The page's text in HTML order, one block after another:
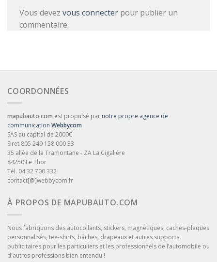
Vous devez vous connecter pour publier un
commentaire.
COORDONNÉES
mapubauto.com est propulsé par notre propre agence de
communication Webbycom
SAS au capital de 2000€
Siret 805 249 158 000 33
35 allée de la Tramontane - ZA La Cigalière
84250 Le Thor
Tél. 04 32 700 332
contact[@]webbycom.fr
À PROPOS DE MAPUBAUTO.COM
Nous fabriquons des autocollants, stickers, magnétiques, caches-plaques
personnalisés, tee-shirts, bâches, drapeaux et autres supports
publicitaires pour les particuliers et les professionnels de l’automobile ou
d'autres professions bien entendu !